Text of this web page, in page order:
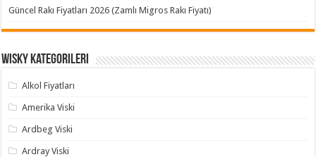
Güncel Rakı Fiyatları 2026 (Zamlı Migros Rakı Fiyatı)
Wisky Kategorileri
Alkol Fiyatları
Amerika Viski
Ardbeg Viski
Ardray Viski